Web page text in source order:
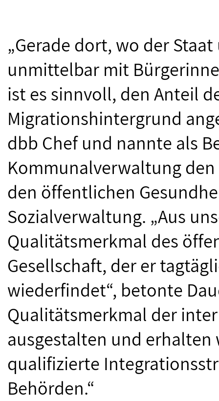
„Gerade dort, wo der
unmittelbar mit
ist es sinnvoll, den Anteil
Migrationshintergrund
dbb Chef und nannte als
Kommunalverwaltung
den öffentlichen
Sozialverwaltung. „Aus
Qualitätsmerkmal des
Gesellschaft, der er
wiederfindet“, betonte
Qualitätsmerkmal der
ausgestalten und
qualifizierte
Behörden.“